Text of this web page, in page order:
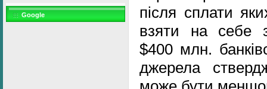
Google
після сплати
взяти на себе
$400 млн.
джерела